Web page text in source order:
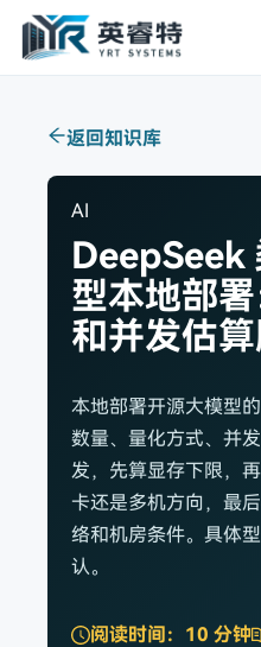
返回知识库
AI
DeepSeek
型本地部
和并发估
本地部署开源大模型
数量、量化方式、并
发，先算显存下限，
卡还是多机方向，最
络和机房条件。具体
认。
阅读时间： 10 分钟